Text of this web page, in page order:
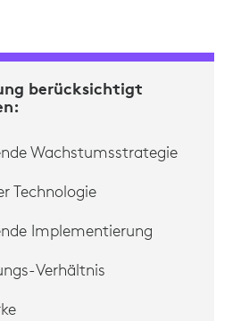
berücksichtigt
Wachstumsstrategie
Technologie
Implementierung
Verhältnis